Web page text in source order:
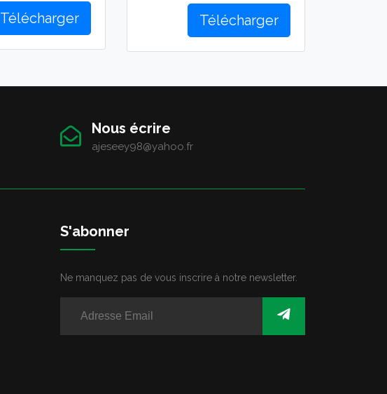
Télécharger Télécharger
Nous écrire
ajeseey98@yahoo.fr
S'abonner
Ne manquez pas de vous inscrire à notre newsletter.